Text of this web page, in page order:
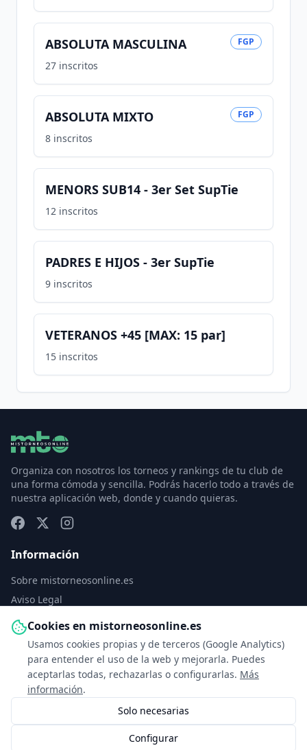
Cookies en mistorneosonline.es
Usamos cookies propias y de terceros (Google Analytics)
para entender el uso de la web y mejorarla. Puedes
aceptarlas todas, rechazarlas o configurarlas. Más
información.
Solo necesarias
Configurar
ABSOLUTA MASCULINA FGP
27 inscritos
ABSOLUTA MIXTO FGP
8 inscritos
MENORS SUB14 - 3er Set SupTie
12 inscritos
PADRES E HIJOS - 3er SupTie
9 inscritos
VETERANOS +45 [MAX: 15 par]
15 inscritos
Organiza con nosotros los torneos y rankings de tu club de
una forma cómoda y sencilla. Podrás hacerlo todo a través de
nuestra aplicación web, donde y cuando quieras.
Información
Sobre mistorneosonline.es
Aviso Legal
Política de Privacidad
Política de Cookies
Configurar cookies
Contacto
info@mistorneosonline.es